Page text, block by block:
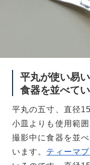
平丸が使い易
食器を並べて
平丸の五寸、直径
小皿よりも使用範
撮影中に食器を並
います。 ティーマ